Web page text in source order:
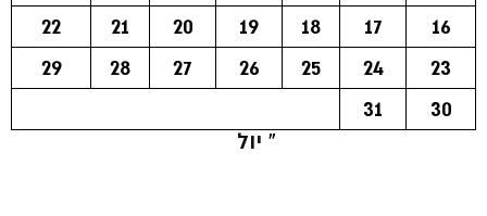
16
17
18
19
20
21
22
23
24
25
26
27
28
29
30
31
« יול